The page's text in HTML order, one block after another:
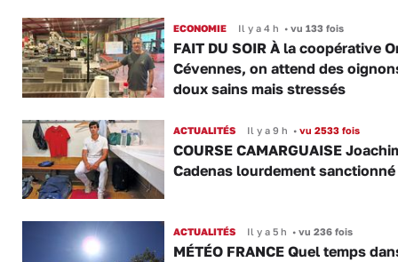
ECONOMIE Il y a 4 h •vu 133 fois
FAIT DU SOIR À la coopérative
Cévennes, on attend des
doux sains mais stressés
ACTUALITÉS Il y a 9 h •vu 2533 fois
COURSE CAMARGUAISE
Cadenas lourdement sanctionné
ACTUALITÉS Il y a 5 h •vu 236 fois
MÉTÉO FRANCE Quel temps